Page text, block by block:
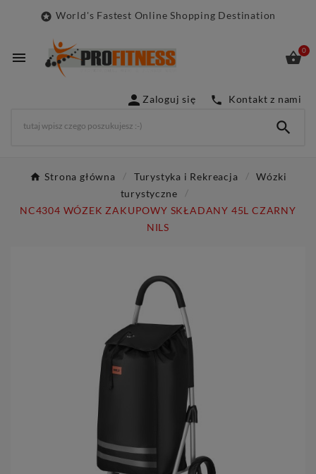
 World's Fastest Online Shopping Destination
 0
 Zaloguj się  Kontakt z nami

Strona główna Turystyka i Rekreacja
Wózki
turystyczne
NC4304 WÓZEK ZAKUPOWY SKŁADANY 45L CZARNY
NILS